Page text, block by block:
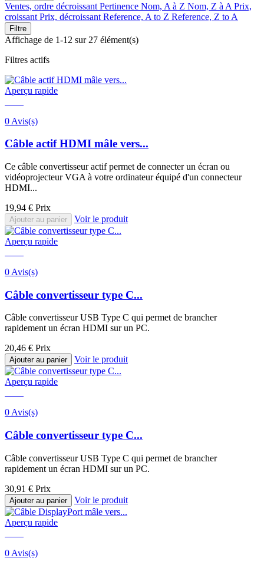
Ventes, ordre décroissant Pertinence Nom, A à Z Nom, Z à A Prix,
croissant Prix, décroissant Reference, A to Z Reference, Z to A
Filtre
Affichage de 1-12 sur 27 élément(s)
Filtres actifs
Aperçu rapide
0 Avis(s)
Câble actif HDMI mâle vers...
Ce câble convertisseur actif permet de connecter un écran ou
vidéoprojecteur VGA à votre ordinateur équipé d'un connecteur
HDMI...
19,94 € Prix
Ajouter au panier Voir le produit
Aperçu rapide
0 Avis(s)
Câble convertisseur type C...
Câble convertisseur USB Type C qui permet de brancher
rapidement un écran HDMI sur un PC.
20,46 € Prix
Ajouter au panier Voir le produit
Aperçu rapide
0 Avis(s)
Câble convertisseur type C...
Câble convertisseur USB Type C qui permet de brancher
rapidement un écran HDMI sur un PC.
30,91 € Prix
Ajouter au panier Voir le produit
Aperçu rapide
0 Avis(s)